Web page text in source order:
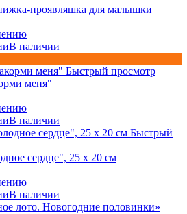
проявляшка для малышки
В наличии
Быстрый просмотр
меня"
В наличии
Быстрый
сердце", 25 х 20 см
В наличии